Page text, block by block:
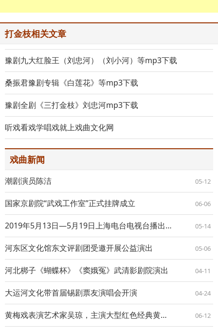
打金枝相关文章
豫剧九大红脸王（刘忠河）（刘小河）等mp3下载
桑振君豫剧专辑《白莲花》等mp3下载
豫剧全剧《三打金枝》刘忠河mp3下载
听戏看戏学唱戏就上戏曲文化网
戏曲新闻
潮剧演员陈洁 05-12
国家京剧院“武戏工作室”正式挂牌成立 06-06
2019年5月13日—5月19日上海电台电视台播出的部分沪剧节目预告 05-14
河东区文化馆东文评剧团受邀开展公益演出 05-06
河北梆子《蝴蝶杯》《窦娥冤》武清影剧院演出 04-11
大运河文化带首届锡剧票友演唱会开演 04-24
黄梅戏表演艺术家吴琼，主演大型红色经典黄梅戏《江姐》 06-12